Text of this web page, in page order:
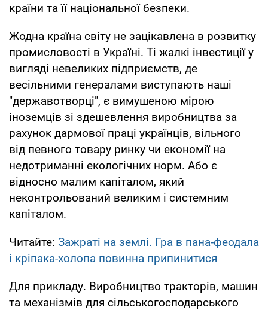
країни та її національної безпеки.
Жодна країна світу не зацікавлена в розвитку
промисловості в Україні. Ті жалкі інвестиції у
вигляді невеликих підприємств, де
весільними генералами виступають наші
"державотворці", є вимушеною мірою
іноземців зі здешевлення виробництва за
рахунок дармової праці українців, вільного
від певного товару ринку чи економії на
недотриманні екологічних норм. Або є
відносно малим капіталом, який
неконтрольований великим і системним
капіталом.
Читайте: Зажраті на землі. Гра в пана-феодала
і кріпака-холопа повинна припинитися
Для прикладу. Виробництво тракторів, машин
та механізмів для сільськогосподарського